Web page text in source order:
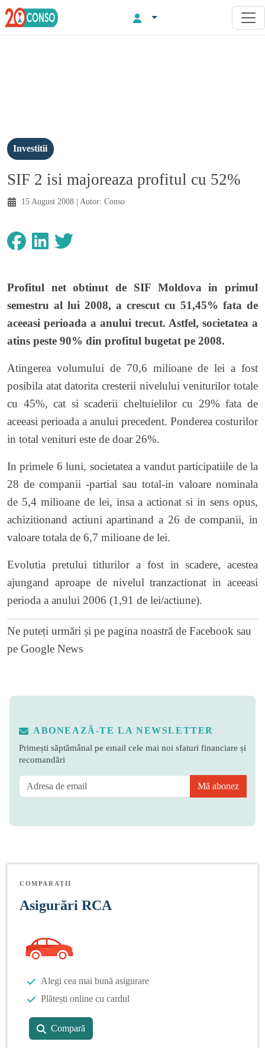
Investitii
SIF 2 isi majoreaza profitul cu 52%
15 August 2008 | Autor: Conso
Profitul net obtinut de SIF Moldova in primul
semestru al lui 2008, a crescut cu 51,45% fata de
aceeasi perioada a anului trecut. Astfel, societatea a
atins peste 90% din profitul bugetat pe 2008.
Atingerea volumului de 70,6 milioane de lei a fost
posibila atat datorita cresterii nivelului veniturilor totale
cu 45%, cat si scaderii cheltuielilor cu 29% fata de
aceeasi perioada a anului precedent. Ponderea costurilor
in total venituri este de doar 26%.
In primele 6 luni, societatea a vandut participatiile de la
28 de companii -partial sau total-in valoare nominala
de 5,4 milioane de lei, insa a actionat si in sens opus,
achizitionand actiuni apartinand a 26 de companii, in
valoare totala de 6,7 milioane de lei.
Evolutia pretului titlurilor a fost in scadere, acestea
ajungand aproape de nivelul tranzactionat in aceeasi
perioda a anului 2006 (1,91 de lei/actiune).
Ne puteți urmări și pe pagina noastră de Facebook sau
pe Google News
ABONEAZĂ-TE LA NEWSLETTER
Primești săptămânal pe email cele mai noi sfaturi financiare și
recomandări
Mă abonez
COMPARAȚII
Asigurări RCA
Alegi cea mai bună asigurare
Plătești online cu cardul
Compară